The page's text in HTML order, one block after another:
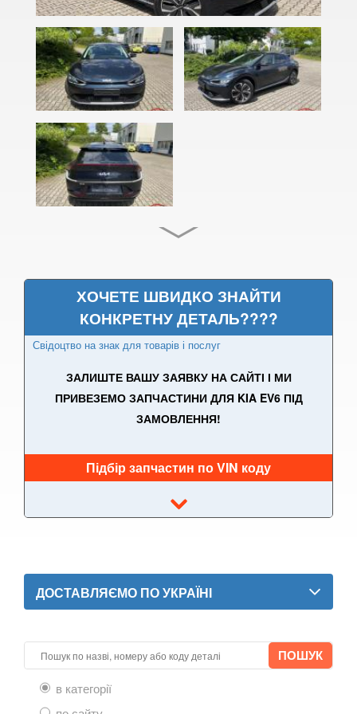
Cadenza (JG, VG)
Carens I (FC)
Carens II (FJ)
Carens IV (RP)
Carnival I (UP, GQ)
Cee'd I (ED)
PRO Cee'd I (ED)
Cee'd II (JD)
PRO Cee'd II (JD)
X Cee’d
EV6
EV9
Magentis II (MG)
Magentis III (TF)
Magentis IV (JF)
ХОЧЕТЕ ШВИДКО ЗНАЙТИ
КОНКРЕТНУ ДЕТАЛЬ????
Свідоцтво на знак для товарів і послуг
ЗАЛИШТЕ ВАШУ ЗАЯВКУ НА САЙТІ І МИ
ПРИВЕЗЕМО ЗАПЧАСТИНИ ДЛЯ KIA EV6 ПІД
ЗАМОВЛЕННЯ!
Підбір запчастин по VIN коду
ДОСТАВЛЯЄМО ПО УКРАЇНІ
в категорії